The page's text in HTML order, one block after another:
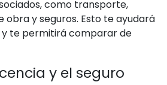
como transporte,
obra y seguros. Esto te ayudará
te permitirá comparar de
y el seguro